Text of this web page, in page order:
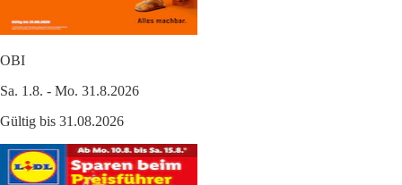
OBI
Sa. 1.8. - Mo. 31.8.2026
Gültig bis 31.08.2026